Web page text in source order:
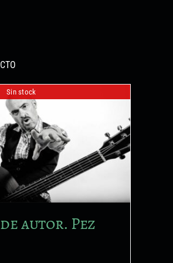
Sin stock
autor. Pez